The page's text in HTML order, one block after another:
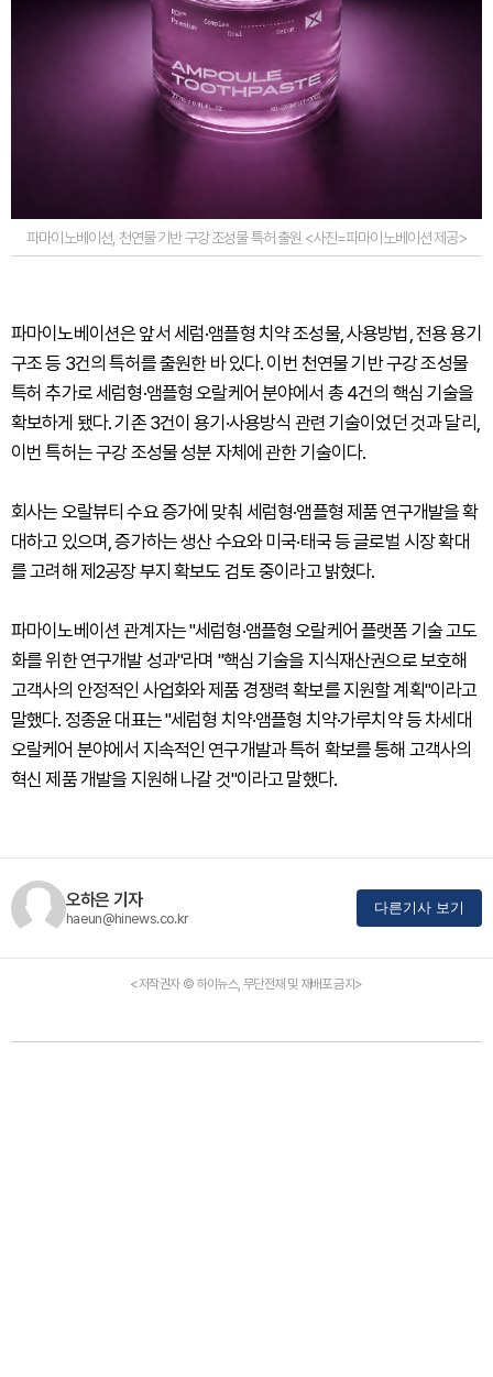
파마이노베이션, 천연물 기반 구강 조성물 특허 출원 <사진=파마이노베이션 제공>
파마이노베이션은 앞서 세럼·앰플형 치약 조성물, 사용방법, 전용 용기
구조 등 3건의 특허를 출원한 바 있다. 이번 천연물 기반 구강 조성물
특허 추가로 세럼형·앰플형 오랄케어 분야에서 총 4건의 핵심 기술을
확보하게 됐다. 기존 3건이 용기·사용방식 관련 기술이었던 것과 달리,
이번 특허는 구강 조성물 성분 자체에 관한 기술이다.
회사는 오랄뷰티 수요 증가에 맞춰 세럼형·앰플형 제품 연구개발을 확
대하고 있으며, 증가하는 생산 수요와 미국·태국 등 글로벌 시장 확대
를 고려해 제2공장 부지 확보도 검토 중이라고 밝혔다.
파마이노베이션 관계자는 "세럼형·앰플형 오랄케어 플랫폼 기술 고도
화를 위한 연구개발 성과"라며 "핵심 기술을 지식재산권으로 보호해
고객사의 안정적인 사업화와 제품 경쟁력 확보를 지원할 계획"이라고
말했다. 정종윤 대표는 "세럼형 치약·앰플형 치약·가루치약 등 차세대
오랄케어 분야에서 지속적인 연구개발과 특허 확보를 통해 고객사의
혁신 제품 개발을 지원해 나갈 것"이라고 말했다.
오하은 기자
haeun@hinews.co.kr
다른기사 보기
<저작권자 © 하이뉴스, 무단전재 및 재배포 금지>